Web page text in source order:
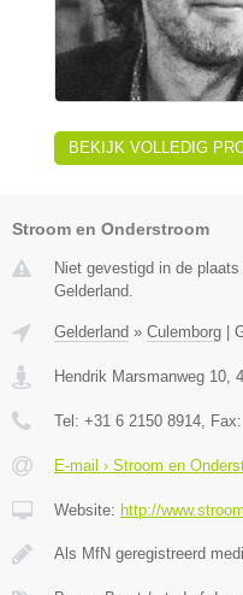
BEKIJK VOLLEDIG
Stroom en Onderstroom
Niet gevestigd in de
Gelderland.
Gelderland » Culemborg
Hendrik Marsmanweg 10
Tel: +31 6 2150 8914 , Fax:
E-mail › Stroom en
Website: http://
Als MfN geregistreerd